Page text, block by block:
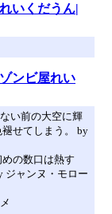
いくだうん|
ンビ屋れい
い前の大空に輝
せてしまう。 by
の数口は熱す
ジャンヌ・モロー